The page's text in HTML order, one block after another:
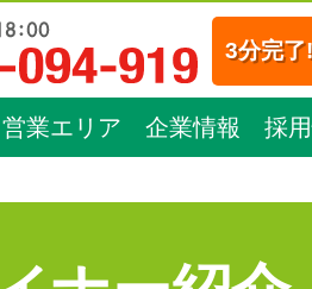
3分完了
営業エリア 企業情報 採